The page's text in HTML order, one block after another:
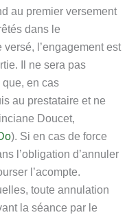
au premier versement
dans le
l’engagement est
Il ne sera pas
que, en cas
au prestataire et ne
Doucet,
). Si en cas de force
l’obligation d’annuler
l’acompte.
toute annulation
la séance par le